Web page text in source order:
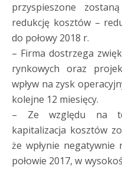
przyspieszone
redukcję kosztów –
do połowy 2018 r.
– Firma dostrzega
rynkowych oraz
wpływ na zysk
kolejne 12 miesięcy.
– Ze względu na
kapitalizacja kosztów
że wpłynie
połowie 2017, w